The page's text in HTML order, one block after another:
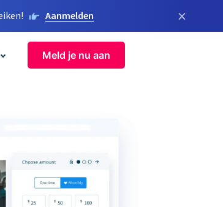
Aanmelden ×
Meld je nu aan